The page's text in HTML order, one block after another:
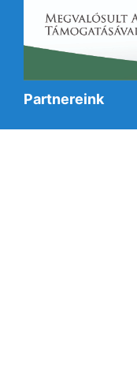
Partnereink